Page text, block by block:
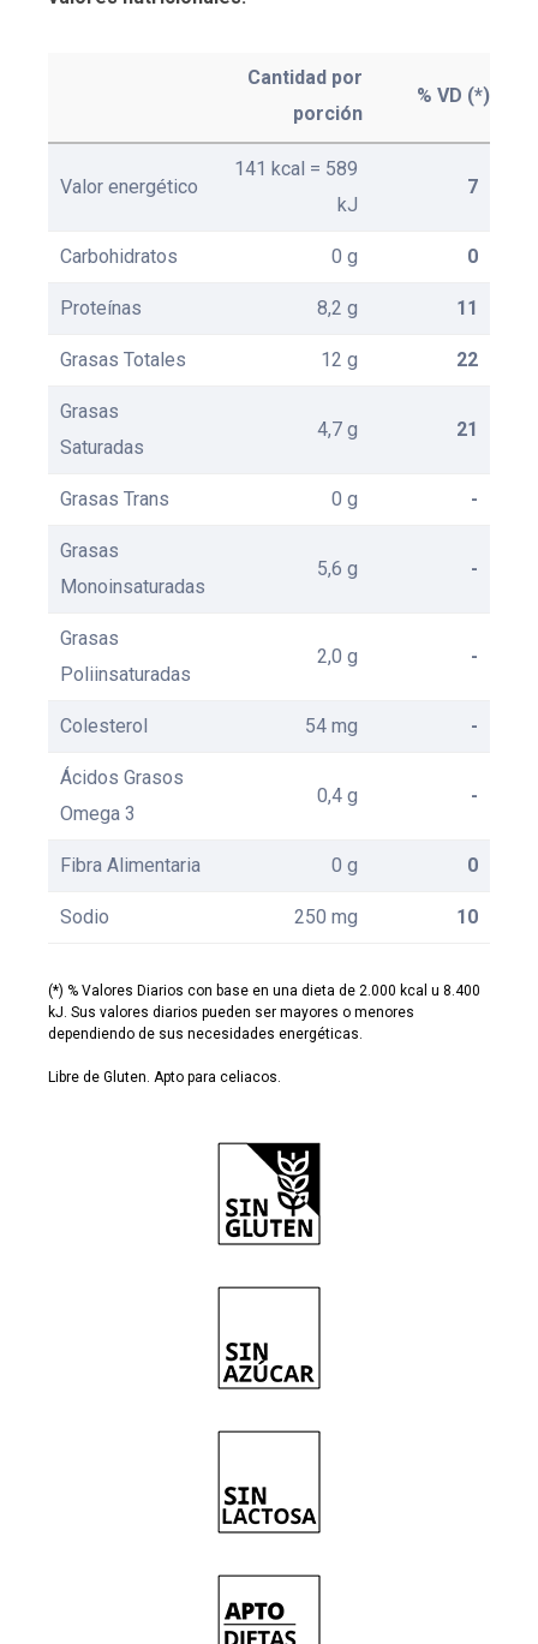
Cantidad por
porción
% VD (*)
Valor energético
141 kcal = 589
kJ
7
Carbohidratos 0 g 0
Proteínas 8,2 g 11
Grasas Totales 12 g 22
Grasas
Saturadas
4,7 g 21
Grasas Trans 0 g -
Grasas
Monoinsaturadas
5,6 g -
Grasas
Poliinsaturadas
2,0 g -
Colesterol 54 mg -
Ácidos Grasos
Omega 3
0,4 g -
Fibra Alimentaria 0 g 0
Sodio 250 mg 10
(*) % Valores Diarios con base en una dieta de 2.000 kcal u 8.400
kJ. Sus valores diarios pueden ser mayores o menores
dependiendo de sus necesidades energéticas.
Libre de Gluten. Apto para celiacos.